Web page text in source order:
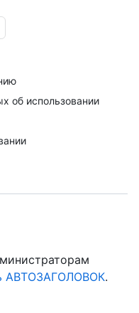
об использовании
АВТОЗАГОЛОВОК.